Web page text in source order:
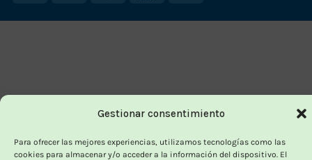
Gestionar consentimiento
Para ofrecer las mejores experiencias, utilizamos tecnologías como las
cookies para almacenar y/o acceder a la información del dispositivo. El